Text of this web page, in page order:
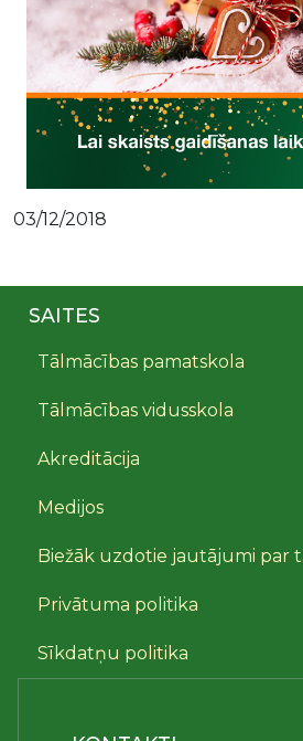
03/12/2018
SAITES
Tālmācības pamatskola
Tālmācības vidusskola
Akreditācija
Medijos
Biežāk uzdotie jautājumi par
Privātuma politika
Sīkdatņu politika